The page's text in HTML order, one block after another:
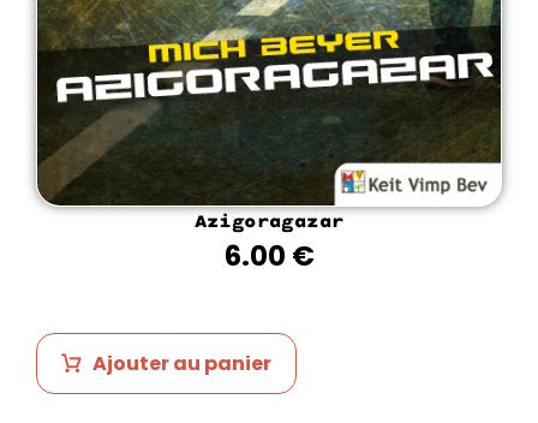
Azigoragazar
6.00 €
Ajouter au panier